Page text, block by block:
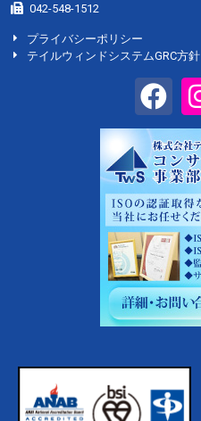
042-548-1512
プライバシーポリシー
テイルウィンドシステムGRC方針